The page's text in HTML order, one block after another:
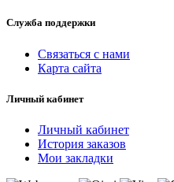
Служба поддержки
Связаться с нами
Карта сайта
Личный кабинет
Личный кабинет
История заказов
Мои закладки